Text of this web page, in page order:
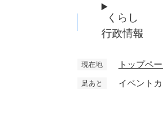
くらし
行政情報
現在地 トップペ
足あと イベント